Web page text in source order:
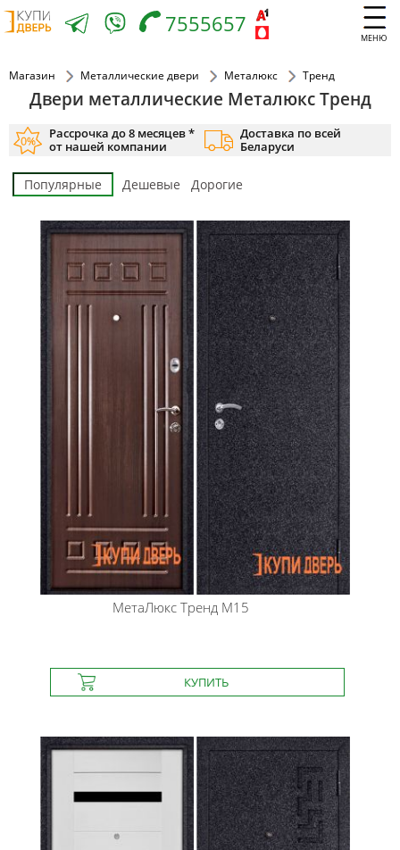
МЕНЮ
7555657
Магазин Металлические двери Металюкс Тренд
Двери металлические Металюкс Тренд
Рассрочка до 8 месяцев *
от нашей компании
Доставка по всей
Беларуси
Популярные Дешевые Дорогие
МетаЛюкс Тренд М15